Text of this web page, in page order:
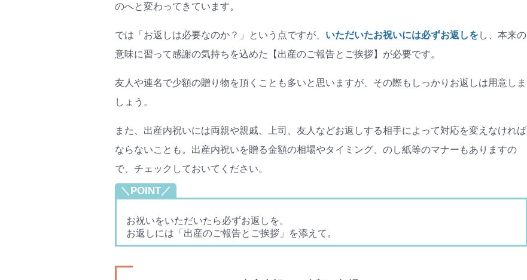
のへと変わってきています。
では「お返しは必要なのか？」という点ですが、 いただいたお祝いには必ずお返しをし、本来の
意味に習って感謝の気持ちを込めた【出産のご報告とご挨拶】が必要です。
友人や連名で少額の贈り物を頂くことも多いと思いますが、その際もしっかりお返しは用意しま
しょう。
また、出産内祝いには両親や親戚、上司、友人などお返しする相手によって対応を変えなければ
ならないことも。出産内祝いを贈る金額の相場やタイミング、のし紙等のマナーもありますの
で、チェックしておいてください。
＼POINT／
お祝いをいただいたら必ずお返しを。
お返しには「出産のご報告とご挨拶」を添えて。
#離乳食 キャンペーン